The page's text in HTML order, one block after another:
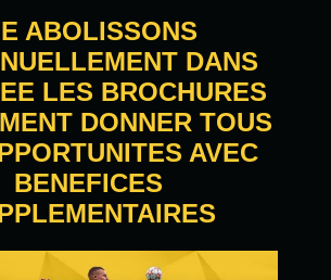
ABOLISSONS
DANS
LES BROCHURES
DONNER TOUS
AVEC
BENEFICES